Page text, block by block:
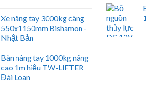
Xe nâng tay 3000kg càng
550x1150mm Bishamon -
Nhật Bản
Bàn nâng tay 1000kg nâng
cao 1m hiệu TW-LIFTER
Đài Loan